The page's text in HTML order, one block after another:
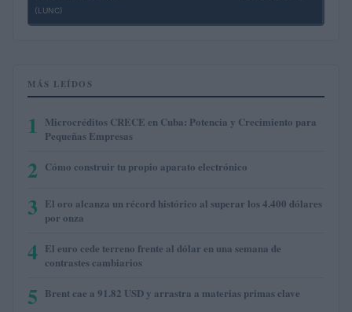
(LUNC)
MÁS LEÍDOS
1
Microcréditos CRECE en Cuba: Potencia y Crecimiento para
Pequeñas Empresas
2 Cómo construir tu propio aparato electrónico
3 El oro alcanza un récord histórico al superar los 4.400 dólares
por onza
4 El euro cede terreno frente al dólar en una semana de
contrastes cambiarios
5 Brent cae a 91.82 USD y arrastra a materias primas clave